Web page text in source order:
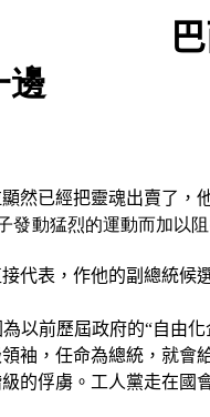
邊
然已經把靈魂出賣了，
發動猛烈的運動而加以
代表，作他的副總統
以前歷屆政府的“自由
袖，任命為總統，就會
的俘虜。工人黨走在